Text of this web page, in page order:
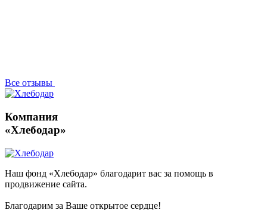
Все отзывы
Компания
«Хлебодар»
Наш фонд «Хлебодар» благодарит вас за помощь в
продвижение сайта.
Благодарим за Ваше открытое сердце!